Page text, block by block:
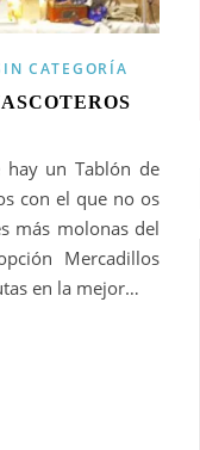
CATEGORÍA
hay un Tablón de
con el que no os
más molonas del
Mercadillos
en la mejor…